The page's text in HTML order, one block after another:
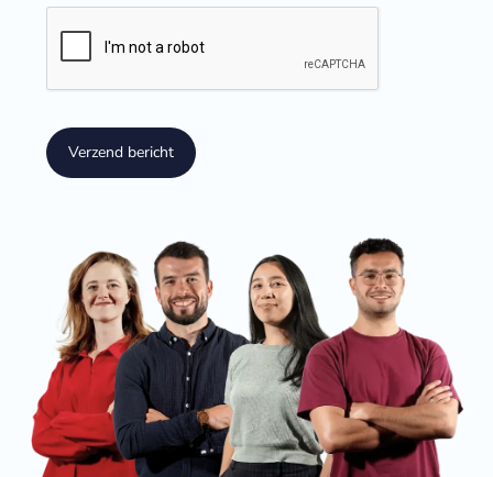
Verzend bericht